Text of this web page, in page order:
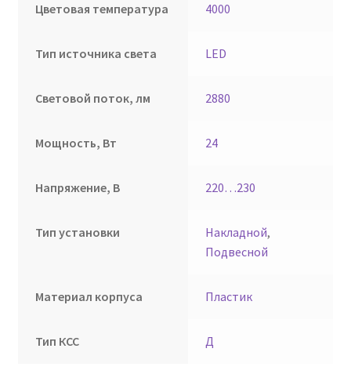
Цветовая температура 4000
Тип источника света LED
Световой поток, лм 2880
Мощность, Вт 24
Напряжение, В 220…230
Тип установки Накладной,
Подвесной
Материал корпуса Пластик
Тип КСС Д